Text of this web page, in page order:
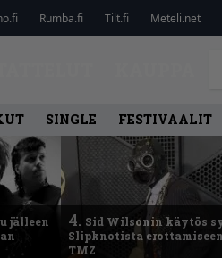
Rumba.fi Tilt.fi Meteli.net
SINGLE FESTIVAALIT
jälleen
4. Sid Wilsonin käytös
Slipknotista
TMZ